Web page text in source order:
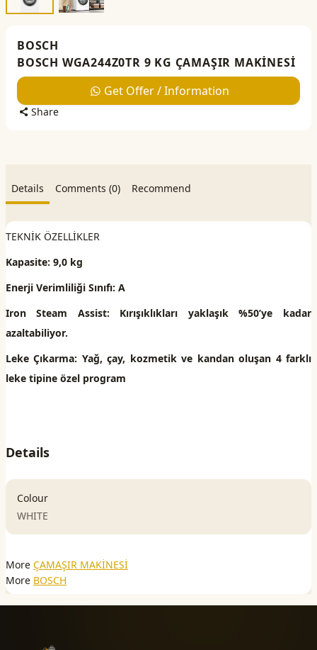
BOSCH
BOSCH WGA244Z0TR 9 KG ÇAMAŞIR MAKİNESİ
Get Offer / Information
Share
Details Comments (0) Recommend
TEKNİK ÖZELLİKLER
Kapasite: 9,0 kg
Enerji Verimliliği Sınıfı: A
Iron Steam Assist: Kırışıklıkları yaklaşık %50’ye kadar
azaltabiliyor.
Leke Çıkarma: Yağ, çay, kozmetik ve kandan oluşan 4 farklı
leke tipine özel program
Details
Colour
WHITE
More ÇAMAŞIR MAKİNESİ
More BOSCH